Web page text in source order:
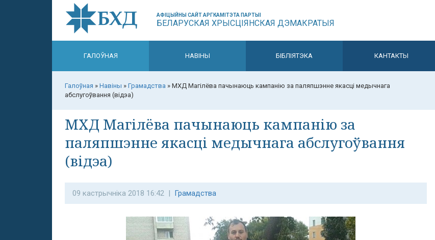
АФІЦЫЙНЫ САЙТ АРГКАМІТЭТА ПАРТЫІ
БЕЛАРУСКАЯ ХРЫСЦІЯНСКАЯ ДЭМАКРАТЫЯ
ГАЛОЎНАЯ НАВІНЫ БІБЛІЯТЭКА КАНТАКТЫ
Галоўная » Навіны » Грамадства » МХД Магілёва пачынаюць кампанію за паляпшэнне якасці медычнага
абслугоўвання (відэа)
МХД Магілёва пачынаюць кампанію за
паляпшэнне якасці медычнага абслугоўвання
(відэа)
09 кастрычніка 2018 16:42 | Грамадства